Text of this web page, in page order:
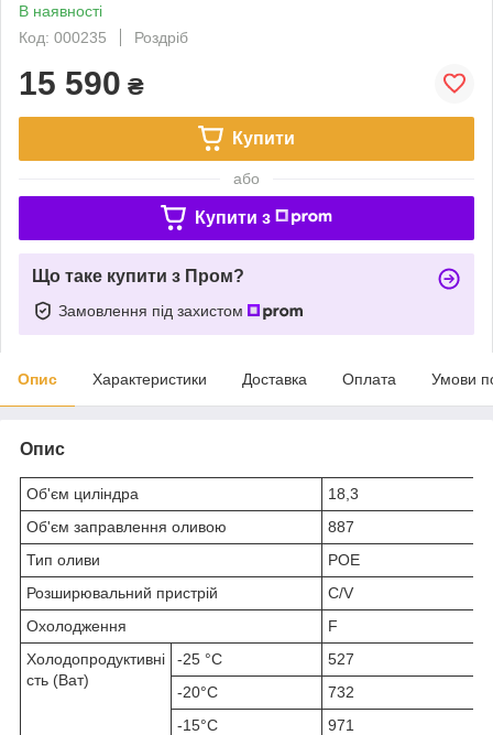
В наявності
Код: 000235
Роздріб
15 590 ₴
Купити
або
Купити з
Що таке купити з Пром?
Замовлення під захистом
Опис Характеристики Доставка Оплата Умови
Опис
Об'єм циліндра
18,3
Об'єм заправлення оливою
887
Тип оливи
POE
Розширювальний пристрій
C/V
Охолодження
F
Холодопродуктивні
сть (Ват)
-25 °C
527
-20°С
732
-15°С
971